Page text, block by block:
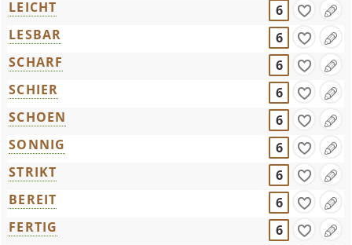
LEICHT
6
LESBAR
6
SCHARF
6
SCHIER
6
SCHOEN
6
SONNIG
6
STRIKT
6
BEREIT
6
FERTIG
6